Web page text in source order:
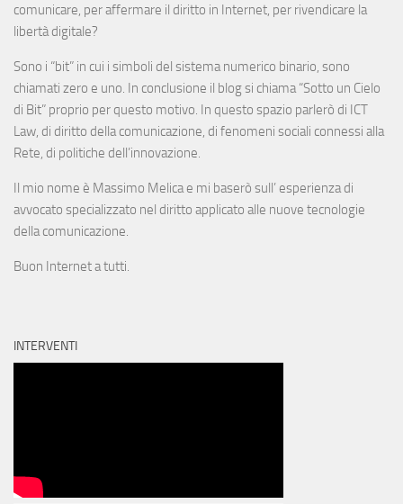
comunicare, per affermare il diritto in Internet, per rivendicare la
libertà digitale?
Sono i “bit” in cui i simboli del sistema numerico binario, sono
chiamati zero e uno. In conclusione il blog si chiama “Sotto un Cielo
di Bit” proprio per questo motivo. In questo spazio parlerò di ICT
Law, di diritto della comunicazione, di fenomeni sociali connessi alla
Rete, di politiche dell’innovazione.
Il mio nome è Massimo Melica e mi baserò sull’ esperienza di
avvocato specializzato nel diritto applicato alle nuove tecnologie
della comunicazione.
Buon Internet a tutti.
INTERVENTI